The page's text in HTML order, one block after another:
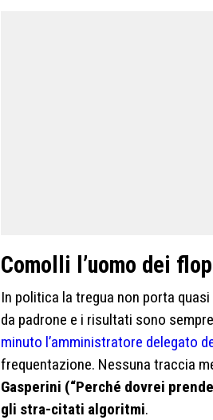
Comolli l’uomo dei flop
In politica la tregua non porta
da padrone e i risultati sono
minuto l’amministratore delegato
frequentazione. Nessuna traccia
Gasperini (“Perché dovrei
gli stra-citati algoritmi.